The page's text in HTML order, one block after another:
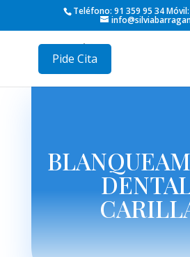
Teléfono: 91 359 95 34
Pide Cita